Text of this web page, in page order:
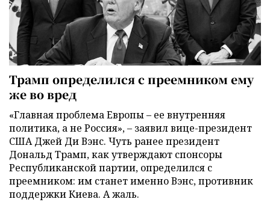
Трамп определился с преемником ему
же во вред
«Главная проблема Европы – ее внутренняя
политика, а не Россия», – заявил вице-президент
США Джей Ди Вэнс. Чуть ранее президент
Дональд Трамп, как утверждают спонсоры
Республиканской партии, определился с
преемником: им станет именно Вэнс, противник
поддержки Киева. А жаль.